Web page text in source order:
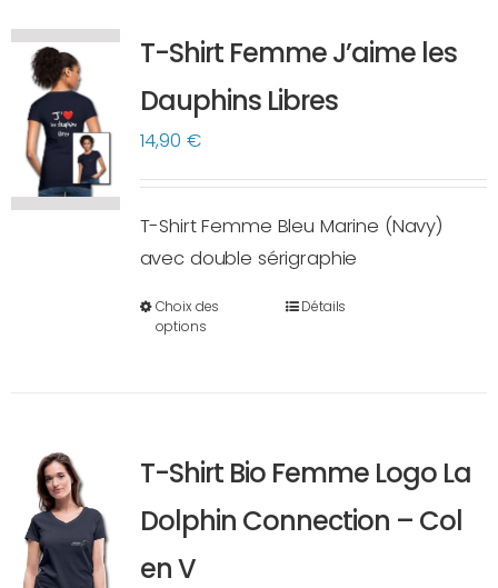
Les
options
peuvent
être
choisies
sur
du
T-Shirt Femme J’aime les
Dauphins Libres
14,90 €
T-Shirt Femme Bleu Marine (Navy)
avec double sérigraphie
Choix des
options
Ce
Les
options
peuvent
Détails
T-Shirt Bio Femme Logo La
Dolphin Connection – Col
en V